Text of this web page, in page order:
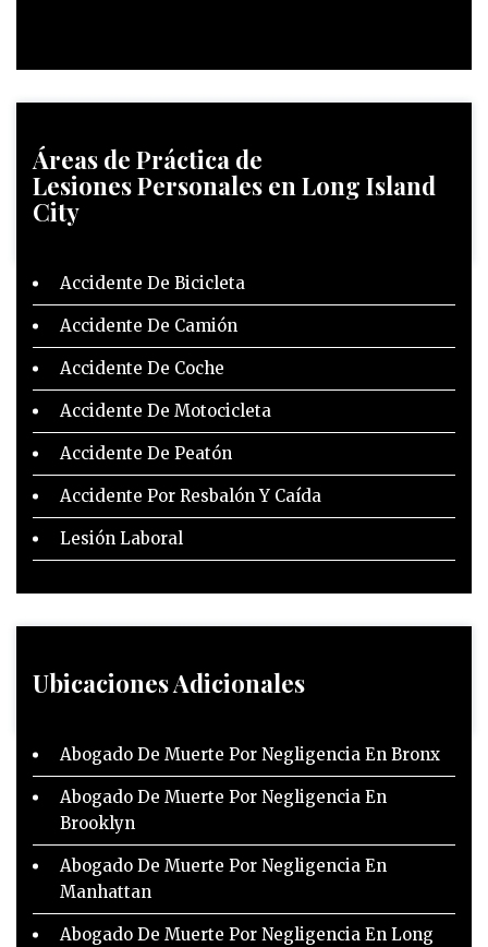
Áreas de Práctica de
Lesiones Personales en Long Island
City
Accidente De Bicicleta
Accidente De Camión
Accidente De Coche
Accidente De Motocicleta
Accidente De Peatón
Accidente Por Resbalón Y Caída
Lesión Laboral
Ubicaciones Adicionales
Abogado De Muerte Por Negligencia En Bronx
Abogado De Muerte Por Negligencia En
Brooklyn
Abogado De Muerte Por Negligencia En
Manhattan
Abogado De Muerte Por Negligencia En Long